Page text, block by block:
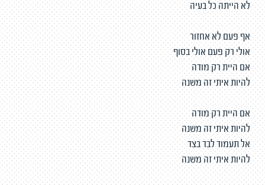
לא הייתה כל בעיה
אף פעם לא אחזור
אולי רק פעם אולי בסוף
אם היית רק מודה
להיות איתי זה משנה
אם היית רק מודה
להיות איתי זה משנה
אל תעמוד לבד בצד
להיות איתי זה משנה